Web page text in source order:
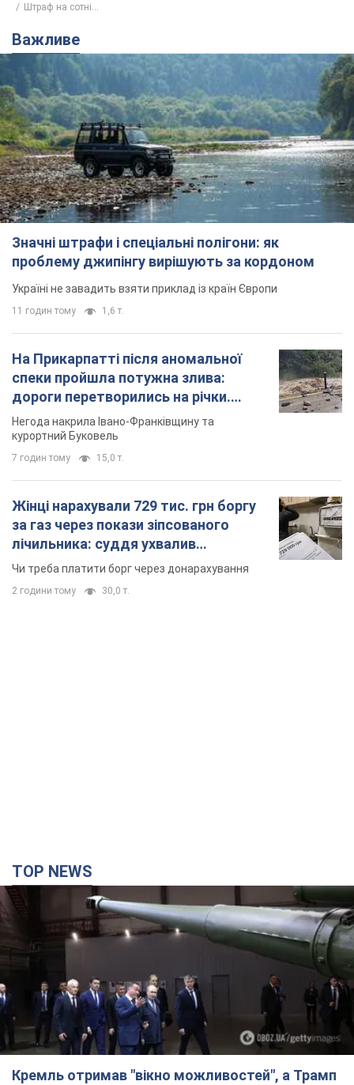
Штраф на сотні...
Важливе
Значні штрафи і спеціальні полігони: як
проблему джипінгу вирішують за кордоном
Україні не завадить взяти приклад із країн Європи
11 годин тому 1,6 т.
На Прикарпатті після аномальної
спеки пройшла потужна злива:
дороги перетворились на річки.
Відео
Негода накрила Івано-Франківщину та
курортний Буковель
7 годин тому 15,0 т.
Жінці нарахували 729 тис. грн боргу
за газ через покази зіпсованого
лічильника: суддя ухвалив
неочікуване рішення
Чи треба платити борг через донарахування
2 години тому 30,0 т.
TOP NEWS
Кремль отримав "вікно можливостей", а Трамп